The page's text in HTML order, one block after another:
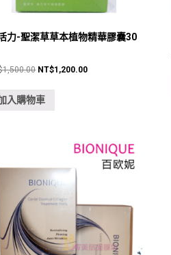
力-聖潔草草本植物精華膠囊30
1,500.00 原
價
格：
NT$1,200.00目
入購物車